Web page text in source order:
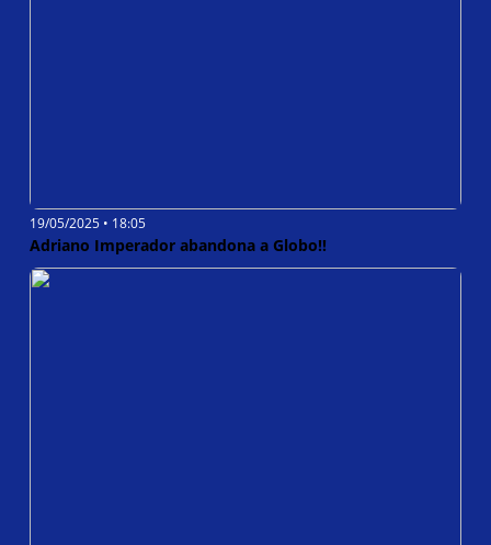
19/05/2025 • 18:05
Adriano Imperador abandona a Globo!!